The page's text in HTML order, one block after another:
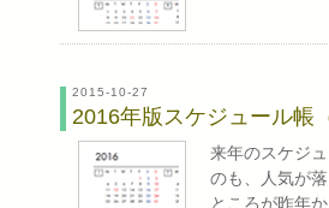
2015-10-27
2016年版スケジュール帳
来年のスケジ
のも、人気が
ところが昨年